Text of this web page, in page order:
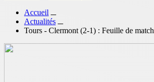
Accueil
Actualités
Tours - Clermont (2-1) : Feuille de match